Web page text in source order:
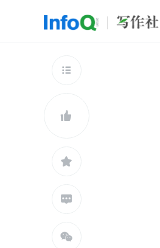
查看更多




